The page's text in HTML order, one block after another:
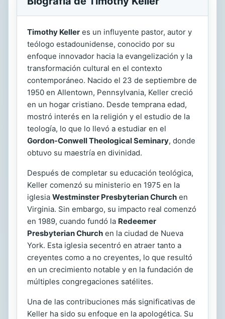
Timothy Keller es un influyente pastor, autor y
teólogo estadounidense, conocido por su
enfoque innovador hacia la evangelización y la
transformación cultural en el contexto
contemporáneo. Nacido el 23 de septiembre de
1950 en Allentown, Pennsylvania, Keller creció
en un hogar cristiano. Desde temprana edad,
mostró interés en la religión y el estudio de la
teología, lo que lo llevó a estudiar en el
Gordon-Conwell Theological Seminary, donde
obtuvo su maestría en divinidad.
Después de completar su educación teológica,
Keller comenzó su ministerio en 1975 en la
iglesia Westminster Presbyterian Church en
Virginia. Sin embargo, su impacto real comenzó
en 1989, cuando fundó la Redeemer
Presbyterian Church en la ciudad de Nueva
York. Esta iglesia secentró en atraer tanto a
creyentes como a no creyentes, lo que resultó
en un crecimiento notable y en la fundación de
múltiples congregaciones satélites.
Una de las contribuciones más significativas de
Keller ha sido su enfoque en la apologética. Su